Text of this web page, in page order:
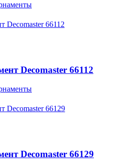
Decomaster 66112
Decomaster 66129